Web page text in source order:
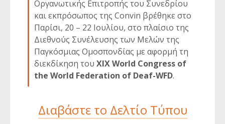
Οργανωτικής Επιτροπής του Συνεδρίου
και εκπρόσωπος της Convin βρέθηκε στο
Παρίσι, 20 – 22 Ιουλίου, στο πλαίσιο της
Διεθνούς Συνέλευσης των Μελών της
Παγκόσμιας Ομοσπονδίας με αφορμή τη
διεκδίκηση του XIX World Congress of
the World Federation of Deaf-WFD.
Διαβάστε το Δελτίο Τύπου